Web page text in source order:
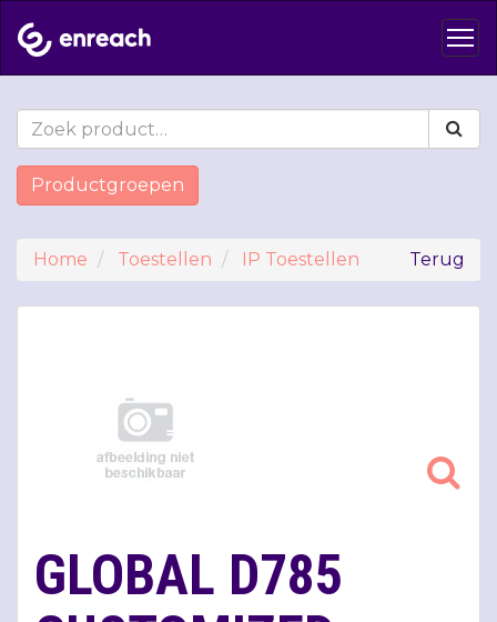
Productgroepen
Terug
Home Toestellen IP Toestellen
GLOBAL D785